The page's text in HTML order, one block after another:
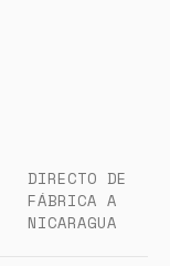
DIRECTO DE
FÁBRICA A
NICARAGUA